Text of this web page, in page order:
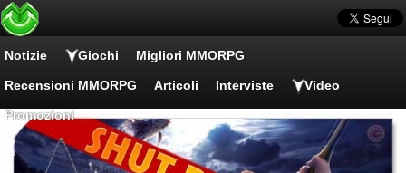
Notizie Giochi Migliori MMORPG
Recensioni MMORPG Articoli Interviste Video
Promozioni